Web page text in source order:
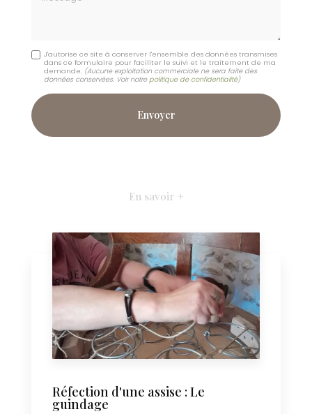
J'autorise ce site à conserver l'ensemble des données transmises
dans ce formulaire pour faciliter le suivi et le traitement de ma
demande. (Aucune exploitation commerciale ne sera faite des
données conservées. Voir notre politique de confidentialité)
En savoir +
Réfection d'une assise : Le
guindage